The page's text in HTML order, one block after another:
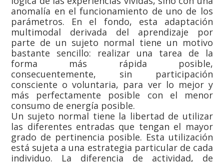
anomalía en el funcionamiento de uno de los
parámetros. En el fondo, esta adaptación
multimodal derivada del aprendizaje por
parte de un sujeto normal tiene un motivo
bastante sencillo: realizar una tarea de la
forma más rápida posible,
consecuentemente, sin participación
consciente o voluntaria, para ver lo mejor y
más perfectamente posible con el menor
consumo de energía posible.
Un sujeto normal tiene la libertad de utilizar
las diferentes entradas que tengan el mayor
grado de pertinencia posible. Esta utilización
está sujeta a una estrategia particular de cada
individuo. La diferencia de actividad, de